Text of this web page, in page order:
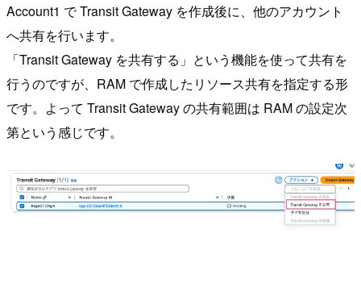
Account1 で Transit Gateway を作成後に、他のアカウント
へ共有を行います。
「Transit Gateway を共有する」という機能を使って共有を
行うのですが、RAM で作成したリソース共有を指定する形
です。よって Transit Gateway の共有範囲は RAM の設定次
第という感じです。